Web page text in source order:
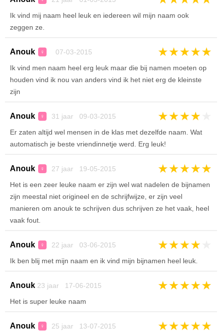
Ik vind mij naam heel leuk en iedereen wil mijn naam ook
zeggen ze.
Anouk ♀ 07-03-2015 ★★★★★
Ik vind men naam heel erg leuk maar die bij namen moeten op
houden vind ik nou van anders vind ik het niet erg de kleinste
zijn
Anouk ♀ 31 jaar 09-03-2015 ★★★★
Er zaten altijd wel mensen in de klas met dezelfde naam. Wat
automatisch je beste vriendinnetje werd. Erg leuk!
Anouk ♀ 27 jaar 19-05-2015 ★★★★★
Het is een zeer leuke naam er zijn wel wat nadelen de bijnamen
zijn meestal niet origineel en de schrijfwijze, er zijn veel
manieren om anouk te schrijven dus schrijven ze het vaak, heel
vaak fout.
Anouk ♀ 22 jaar 03-06-2015 ★★★★
Ik ben blij met mijn naam en ik vind mijn bijnamen heel leuk.
Anouk 23 jaar 17-06-2015 ★★★★★
Het is super leuke naam
Anouk ♀ 25 jaar 13-07-2015 ★★★★★